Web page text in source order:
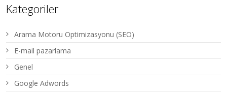
Kategoriler
Arama Motoru Optimizasyonu (SEO)
E-mail pazarlama
Genel
Google Adwords